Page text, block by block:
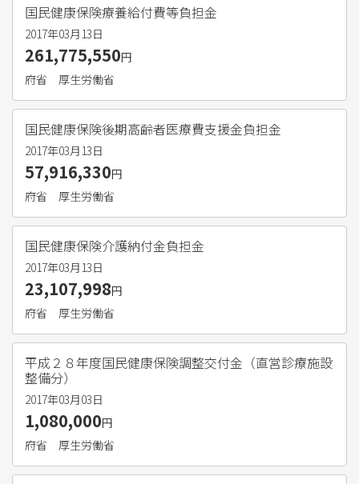
国民健康保険療養給付費等負担金
2017年03月13日
261,775,550円
府省
厚生労働省
国民健康保険後期高齢者医療費支援金負担金
2017年03月13日
57,916,330円
府省
厚生労働省
国民健康保険介護納付金負担金
2017年03月13日
23,107,998円
府省
厚生労働省
平成２８年度国民健康保険調整交付金（直営診療施設
整備分）
2017年03月03日
1,080,000円
府省
厚生労働省